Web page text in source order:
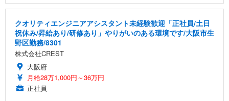
クオリティエンジニアアシスタント未経験歓迎「正社員/土日
祝休み/昇給あり/研修あり」やりがいのある環境です/大阪市生
野区勤務/8301
株式会社CREST
大阪府
月給28万1,000円～36万円
正社員